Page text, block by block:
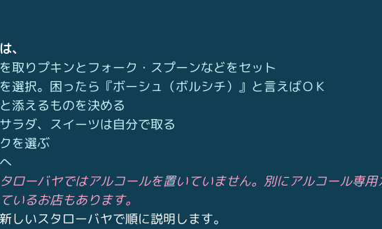
、
取りプキンとフォーク・スプーンなどをセット
選択。困ったら『ボーシュ（ボルシチ）』と言えばＯＫ
添えるものを決める
ラダ、スイーツは自分で取る
を選ぶ
ローバヤではアルコールを置いていません。別にアルコール専用
いるお店もあります。
しいスタローバヤで順に説明します。